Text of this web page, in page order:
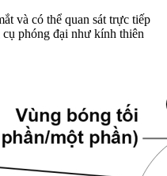
và có thể quan sát trực tiếp
phóng đại như kính thiên